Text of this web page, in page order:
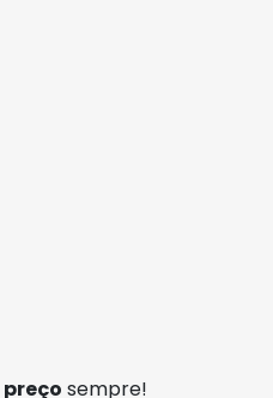
preço sempre!